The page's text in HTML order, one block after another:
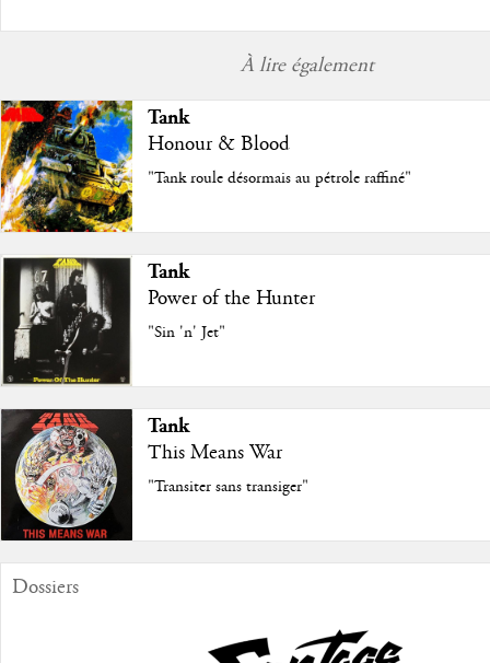
À lire également
Tank
Honour & Blood
"Tank roule désormais au pétrole raffiné"
Tank
Power of the Hunter
"Sin 'n' Jet"
Tank
This Means War
"Transiter sans transiger"
Dossiers